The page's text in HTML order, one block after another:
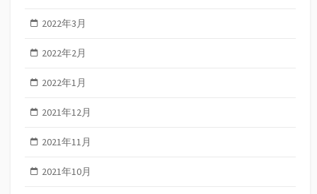
2022年3月
2022年2月
2022年1月
2021年12月
2021年11月
2021年10月